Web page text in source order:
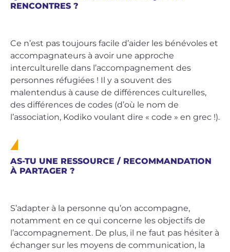
RENCONTRES ?
Ce n’est pas toujours facile d’aider les bénévoles et
accompagnateurs à avoir une approche
interculturelle dans l’accompagnement des
personnes réfugiées ! Il y a souvent des
malentendus à cause de différences culturelles,
des différences de codes (d’où le nom de
l’association, Kodiko voulant dire « code » en grec !).
AS-TU UNE RESSOURCE / RECOMMANDATION
À PARTAGER ?
S’adapter à la personne qu’on accompagne,
notamment en ce qui concerne les objectifs de
l’accompagnement. De plus, il ne faut pas hésiter à
échanger sur les moyens de communication, la